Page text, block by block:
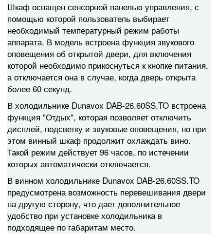
Шкаф оснащен сенсорной панелью управления, с
помощью которой пользователь выбирает
необходимый температурный режим работы
аппарата. В модель встроена функция звукового
оповещения об открытой двери, для включения
которой необходимо прикоснуться к кнопке питания,
а отключается она в случае, когда дверь открыта
более 60 секунд.
В холодильнике Dunavox DAB-26.60SS.TO встроена
функция "Отдых", которая позволяет отключить
дисплей, подсветку и звуковые оповещения, но при
этом винный шкаф продолжит охлаждать вино.
Такой режим действует 96 часов, по истечении
которых автоматически отключается.
В винном холодильнике Dunavox DAB-26.60SS.TO
предусмотрена возможность перевешивания двери
на другую сторону, что дает дополнительное
удобство при установке холодильника в
подходящее по габаритам место.